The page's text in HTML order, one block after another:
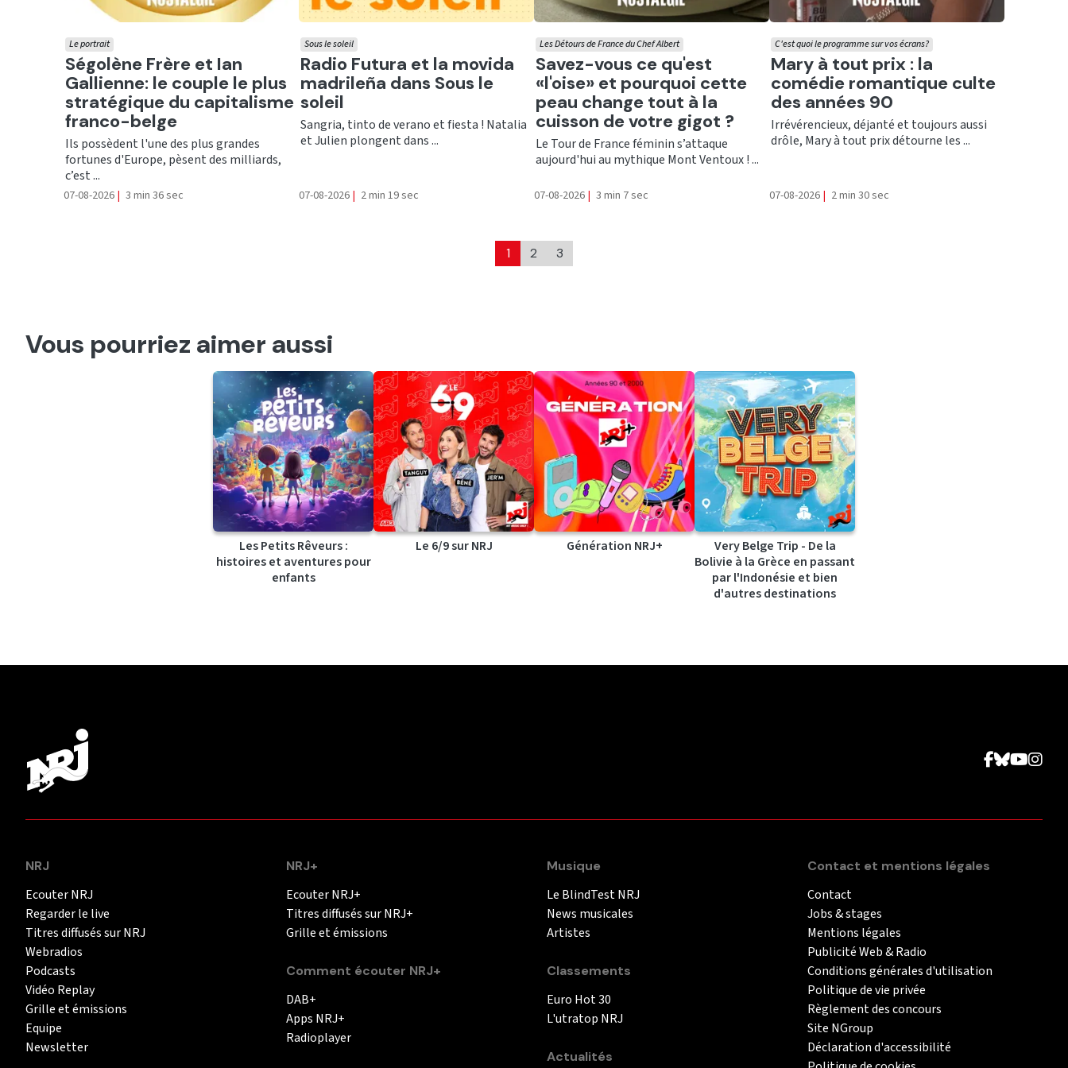
Ecouter
Ségolène Frère et Ian
Gallienne: le couple le plus
stratégique du capitalisme
franco-belge
Le portrait
Ils possèdent l'une des plus grandes
fortunes d'Europe, pèsent des milliards,
c’est ...
07-08-2026 | 3 min 36 sec
Ecouter
Radio Futura et la movida
madrileña dans Sous le
soleil
Sous le soleil
Sangria, tinto de verano et fiesta ! Natalia
et Julien plongent dans ...
07-08-2026 | 2 min 19 sec
Ecouter
Savez-vous ce qu'est
«l'oise» et pourquoi cette
peau change tout à la
cuisson de votre gigot ?
Les Détours de France du Chef Albert
Le Tour de France féminin s’attaque
aujourd'hui au mythique Mont Ventoux ! ...
07-08-2026 | 3 min 7 sec
Ecouter
Mary à tout prix : la
comédie romantique culte
des années 90
C'est quoi le programme sur vos écrans?
Irrévérencieux, déjanté et toujours aussi
drôle, Mary à tout prix détourne les ...
07-08-2026 | 2 min 30 sec
1 2 3
Vous pourriez aimer aussi
Les Petits Rêveurs :
histoires et aventures pour
enfants
Le 6/9 sur NRJ Génération NRJ+
Very Belge Trip - De la
Bolivie à la Grèce en passant
par l'Indonésie et bien
d'autres destinations
NRJ
Ecouter NRJ
Regarder le live
Titres diffusés sur NRJ
Webradios
Podcasts
Vidéo Replay
Grille et émissions
Equipe
Newsletter
NRJ+
Ecouter NRJ+
Titres diffusés sur NRJ+
Grille et émissions
Comment écouter NRJ+
DAB+
Apps NRJ+
Radioplayer
Musique
Le BlindTest NRJ
News musicales
Artistes
Classements
Euro Hot 30
L'utratop NRJ
Actualités
Contact et mentions légales
Contact
Jobs & stages
Mentions légales
Publicité Web & Radio
Conditions générales d'utilisation
Politique de vie privée
Règlement des concours
Site NGroup
Déclaration d'accessibilité